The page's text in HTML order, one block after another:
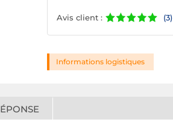
Avis client : (3)
Informations logistiques